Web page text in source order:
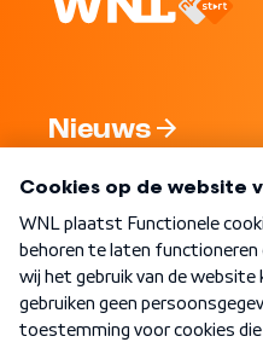
Nieuws
Nieuwsbrief
Word Lid